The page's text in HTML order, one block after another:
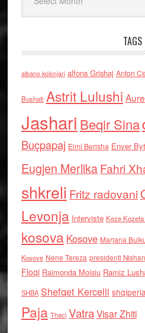
TAGS
albano kolonjari alfons Grishaj Anton
Bushati Astrit Lulushi
Jashari Beqir Sina
Buçpapaj Elmi Berisha Enver
Eugjen MerlikaFahri
shkreli Fritz radovani
Levonja Interviste Keze
kosova Kosove Marjana
Kosove Nene Tereza presidenti
Floqi Raimonda Moisiu Ramiz
SHBA Shefqet Kercelli
Paja Thaci VatraVisar Zhiti